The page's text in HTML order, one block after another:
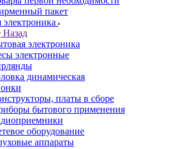
пакет
электроника
Назад
электроника
электронные
динамическая
платы в сборе
бытового применения
оборудование
аппараты